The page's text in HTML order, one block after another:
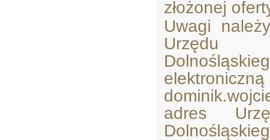
złożonej
Uwagi
Urzędu
adres